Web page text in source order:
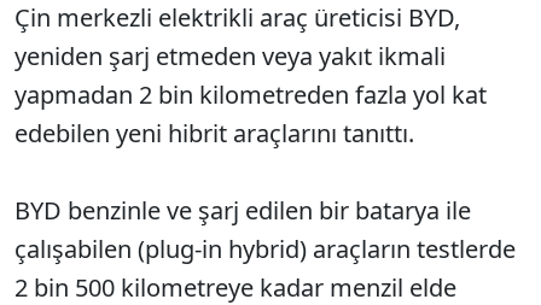
Çin merkezli elektrikli araç üreticisi BYD,
yeniden şarj etmeden veya yakıt ikmali
yapmadan 2 bin kilometreden fazla yol kat
edebilen yeni hibrit araçlarını tanıttı.
BYD benzinle ve şarj edilen bir batarya ile
çalışabilen (plug-in hybrid) araçların testlerde
2 bin 500 kilometreye kadar menzil elde